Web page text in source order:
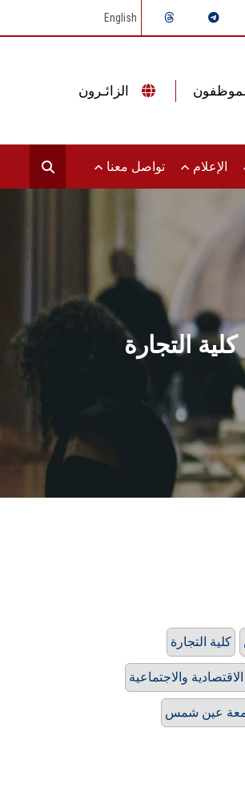
English
الإعلام تواصل معنا
التجارة
كلية التجارة
الاقتصادية والاجتماعية
عين شمس